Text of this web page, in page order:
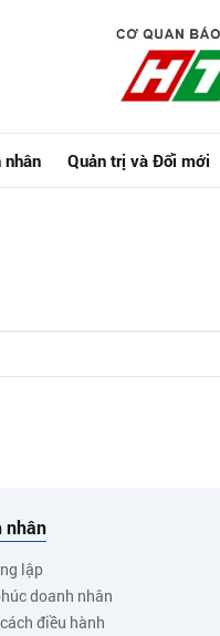
nhân Quản trị và Đổi mới
nhân
lập
doanh nhân
điều hành